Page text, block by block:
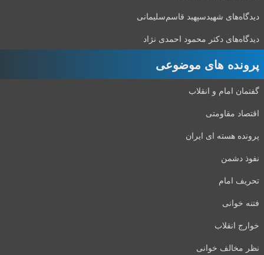
دیدگاه‌های شهید‌سپهبد قاسم‌سلیمانی
دیدگاه‌های دکتر محمود احمدی نژاد
پرونده های موضوعی
گفتمان امام و انقلاب
اقتصاد مقاومتی
پرونده هسته ای ایران
نفوذ دشمن
تحریف امام
فتنه خوانی
خوارج انقلاب
نظر مخالف خوانی